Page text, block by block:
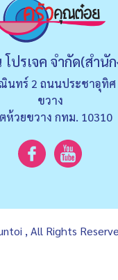
ปรเจค จำกัด(สำนั
นทร์ 2 ถนนประชาอุทิ
ขวาง
ห้วยขวาง กทม. 10310
, All Rights